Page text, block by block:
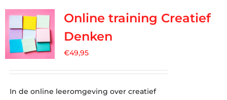
Online training Creatief
Denken
€49,95
In de online leeromgeving over creatief